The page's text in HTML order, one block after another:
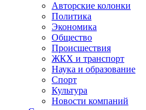
Авторские колонки
Политика
Экономика
Общество
Происшествия
ЖКХ и транспорт
Наука и образование
Спорт
Культура
Новости компаний